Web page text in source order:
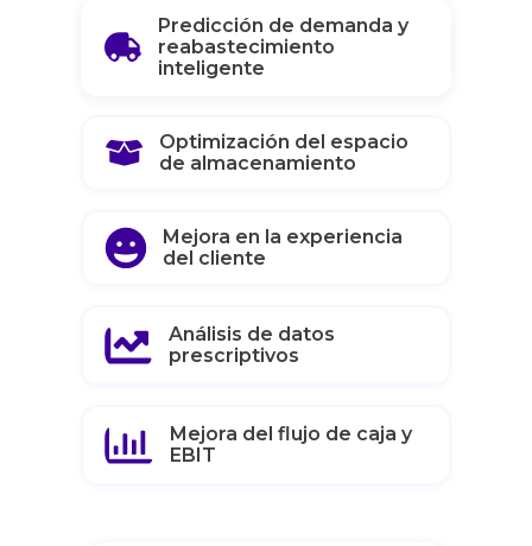
Predicción de demanda y
reabastecimiento
inteligente
Optimización del espacio
de almacenamiento
Mejora en la experiencia
del cliente
Análisis de datos
prescriptivos
Mejora del flujo de caja y
EBIT